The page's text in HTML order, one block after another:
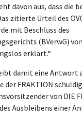
davon aus, dass die
zitierte Urteil des
mit Beschluss des
(BVerwG)
erklärt.“
damit eine Antwort
der FRAKTION
von DIE
Ausbleibens einer